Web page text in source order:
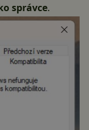
správce.